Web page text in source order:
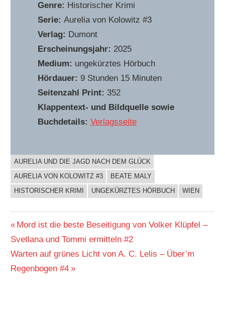
Genre: Historischer Krimi
Serie:Aurelia von Kolowitz #3
Verlag: Dumont
Erscheinungsjahr: 2025
Medium: ungekürztes Hörbuch
Hördauer: 9 Stunden 15 Minuten
Seitenzahl Print:352
Klappentext- und Bildquelle sowie
Buchdetails: Verlagsseite
BUCHIGES
AURELIA UND DIE JAGD NACH DEM GLÜCK
AURELIA VON KOLOWITZ #3
BEATE MALY
HISTORISCHER KRIMI
UNGEKÜRZTES HÖRBUCH WIEN
Beitragsnavigation
Vorheriger
Beitrag:
Mord ist die beste Beseitigung von Volker Klüpfel –
Svetlana und Tommi ermitteln #2
Nächster
Beitrag:
Warten auf grünes Licht von A. C. Lelis – Über’m
Regenbogen #4